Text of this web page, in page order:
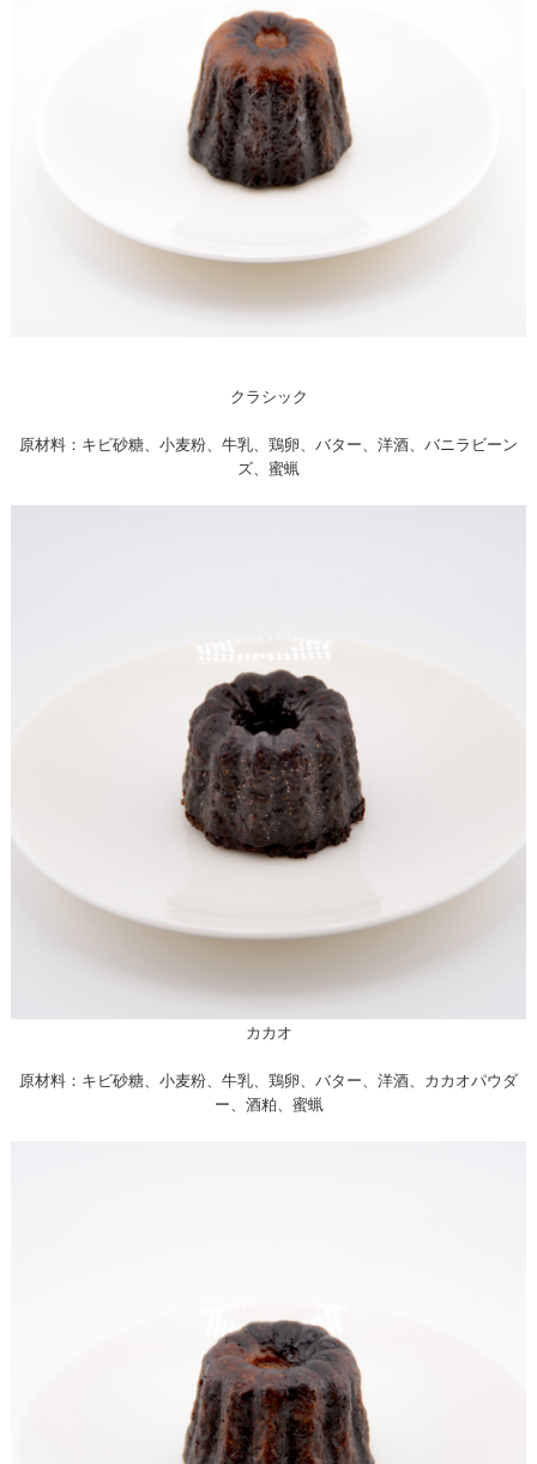
クラシック
原材料：キビ砂糖、小麦粉、牛乳、鶏卵、バター、洋酒、バニラビーン
ズ、蜜蝋
カカオ
原材料：キビ砂糖、小麦粉、牛乳、鶏卵、バター、洋酒、カカオパウダ
ー、酒粕、蜜蝋